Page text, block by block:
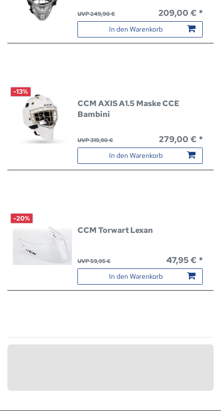
UVP 249,90 € 209,00 € *
In den Warenkorb
-13%
CCM AXIS A1.5 Maske CCE
Bambini
UVP 319,90 € 279,00 € *
In den Warenkorb
-20%
CCM Torwart Lexan
UVP 59,95 € 47,95 € *
In den Warenkorb